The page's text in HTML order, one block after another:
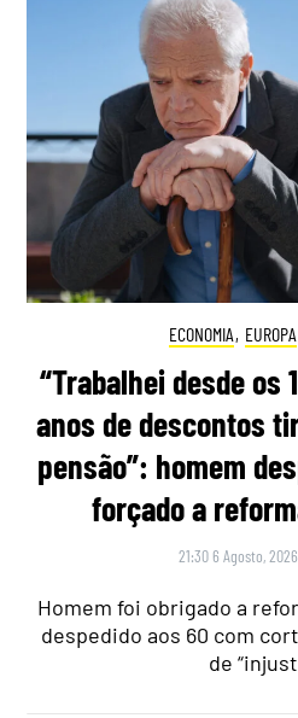
ECONOMIA, EUROPA
“Trabalhei desde os
anos de descontos
pensão”: homem
forçado a
21:30 6 Agosto, 2026
Homem foi obrigado a
despedido aos 60 com
de